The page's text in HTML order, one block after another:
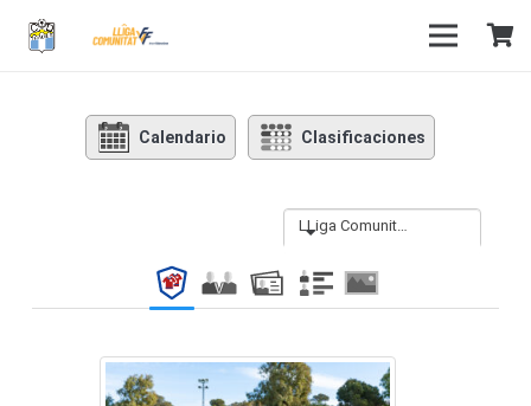
Calendario Clasificaciones
LLiga Comunitat Pretemporada